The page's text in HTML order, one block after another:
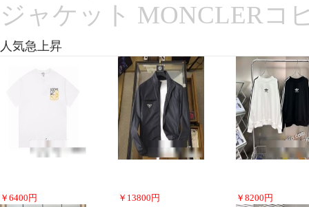
ジャケット MONCLERコ
人気急上昇
￥ 6400 円 ￥ 13800 円 ￥ 8200 円